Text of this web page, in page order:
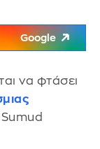
Google
να φτάσει